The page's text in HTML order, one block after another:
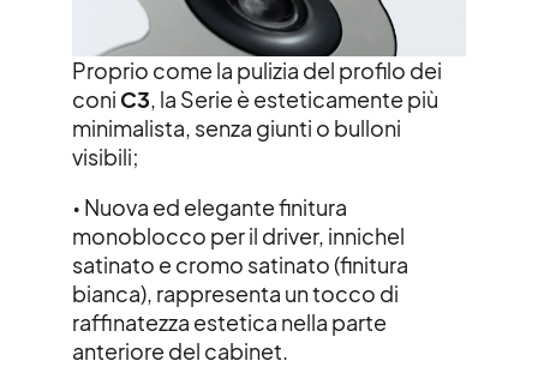
Proprio come la pulizia del profilo dei
coni C3, la Serie è esteticamente più
minimalista, senza giunti o bulloni
visibili;
• Nuova ed elegante finitura
monoblocco per il driver, innichel
satinato e cromo satinato (finitura
bianca), rappresenta un tocco di
raffinatezza estetica nella parte
anteriore del cabinet.